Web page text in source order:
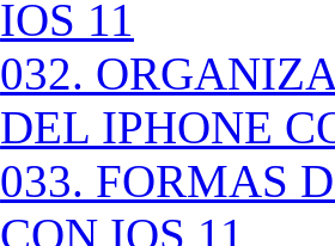
IOS 11
032.
DEL IPHONE
033. FORMAS
CON IOS 11